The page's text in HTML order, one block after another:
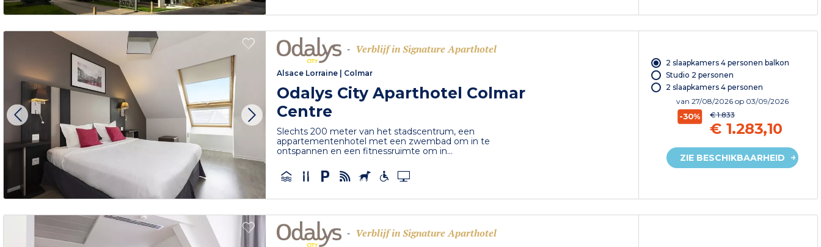
- Verblijf in Signature Aparthotel
Alsace Lorraine Colmar
Odalys City Aparthotel Colmar
Centre
Slechts 200 meter van het stadscentrum, een
appartementenhotel met een zwembad om in te
ontspannen en een fitnessruimte om in...
2 slaapkamers 4 personen balkon
Studio 2 personen
2 slaapkamers 4 personen
van 27/08/2026 op 03/09/2026
-30% € 1.833
€ 1.283,10
ZIE BESCHIKBAARHEID
- Verblijf in Signature Aparthotel